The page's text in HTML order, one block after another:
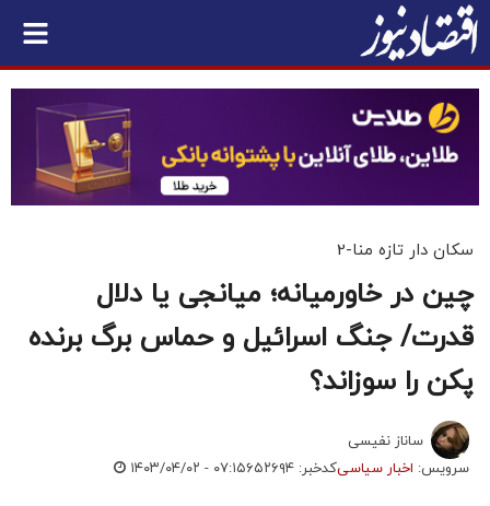
سکان دار تازه منا-2
چین در خاورمیانه؛ میانجی یا دلال
قدرت/ جنگ اسرائیل و حماس برگ برنده
پکن را سوزاند؟
ساناز نفیسی
سرویس: اخبار سیاسیکدخبر: ۶۵۲۶۹۴ ۱۴۰۳/۰۴/۰۲ - ۰۷:۱۵